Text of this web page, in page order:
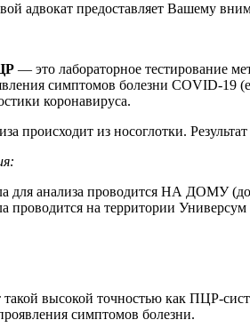
адвокат предоставляет Вашему
— это лабораторное тестирование
симптомов болезни COVID-19
коронавируса.
происходит из носоглотки.
для анализа проводится НА ДОМУ
проводится на территории
такой высокой точностью как ПЦР-
симптомов болезни.